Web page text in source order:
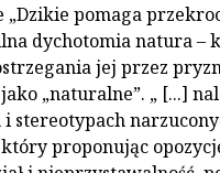
pomaga
dychotomia natura
jej przez
„naturalne”. „ [...]
stereotypach
proponując